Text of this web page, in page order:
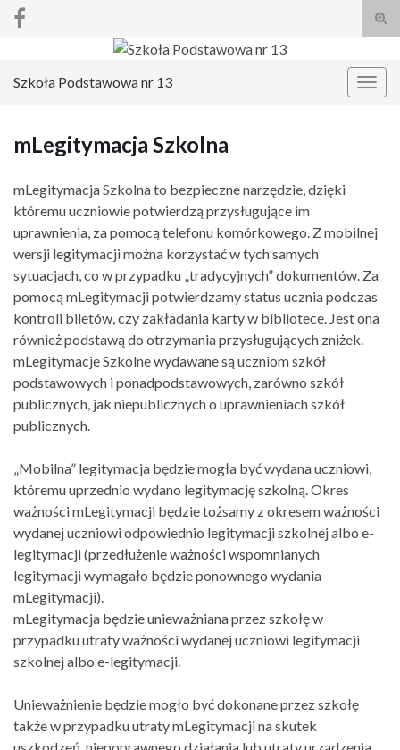
Search for:
Szkoła Podstawowa nr 13
mLegitymacja Szkolna
mLegitymacja Szkolna to bezpieczne narzędzie, dzięki
któremu uczniowie potwierdzą przysługujące im
uprawnienia, za pomocą telefonu komórkowego. Z mobilnej
wersji legitymacji można korzystać w tych samych
sytuacjach, co w przypadku „tradycyjnych” dokumentów. Za
pomocą mLegitymacji potwierdzamy status ucznia podczas
kontroli biletów, czy zakładania karty w bibliotece. Jest ona
również podstawą do otrzymania przysługujących zniżek.
mLegitymacje Szkolne wydawane są uczniom szkół
podstawowych i ponadpodstawowych, zarówno szkół
publicznych, jak niepublicznych o uprawnieniach szkół
publicznych.
„Mobilna” legitymacja będzie mogła być wydana uczniowi,
któremu uprzednio wydano legitymację szkolną. Okres
ważności mLegitymacji będzie tożsamy z okresem ważności
wydanej uczniowi odpowiednio legitymacji szkolnej albo e-
legitymacji (przedłużenie ważności wspomnianych
legitymacji wymagało będzie ponownego wydania
mLegitymacji).
mLegitymacja będzie unieważniana przez szkołę w
przypadku utraty ważności wydanej uczniowi legitymacji
szkolnej albo e-legitymacji.
Unieważnienie będzie mogło być dokonane przez szkołę
także w przypadku utraty mLegitymacji na skutek